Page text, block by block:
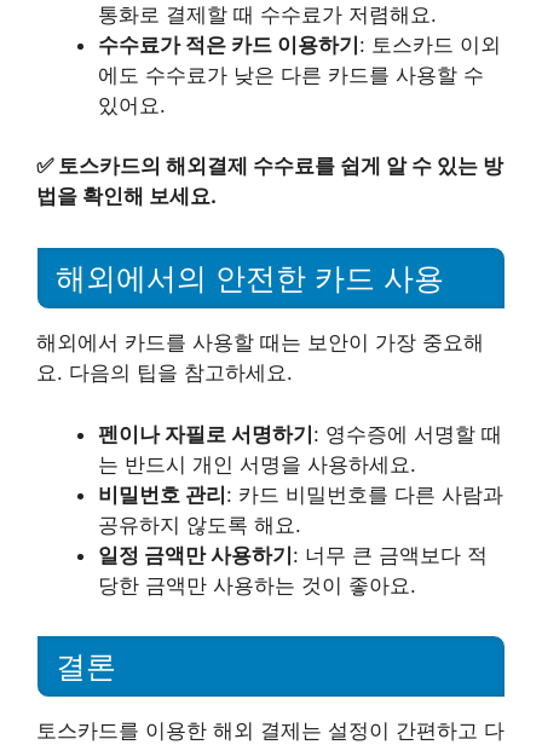
통화로 결제할 때 수수료가 저렴해요.
수수료가 적은 카드 이용하기: 토스카드 이외
에도 수수료가 낮은 다른 카드를 사용할 수
있어요.
✅ 토스카드의 해외결제 수수료를 쉽게 알 수 있는 방
법을 확인해 보세요.
해외에서의 안전한 카드 사용
해외에서 카드를 사용할 때는 보안이 가장 중요해
요. 다음의 팁을 참고하세요.
펜이나 자필로 서명하기: 영수증에 서명할 때
는 반드시 개인 서명을 사용하세요.
비밀번호 관리: 카드 비밀번호를 다른 사람과
공유하지 않도록 해요.
일정 금액만 사용하기: 너무 큰 금액보다 적
당한 금액만 사용하는 것이 좋아요.
결론
토스카드를 이용한 해외 결제는 설정이 간편하고 다